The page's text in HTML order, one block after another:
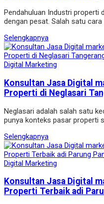
Pendahuluan Industri properti
dengan pesat. Salah satu
Selengkapnya
Digital Marketing
Konsultan Jasa Digital
Properti di Neglasari
Neglasari adalah salah satu
punya konteks pasar properti
Selengkapnya
Digital Marketing
Konsultan Jasa Digital
Properti Terbaik adi